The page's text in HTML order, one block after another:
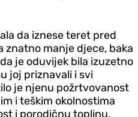
da iznese teret pred
znatno manje djece, baka
je oduvijek bila izuzetno
joj priznavali i svi
je njenu požrtvovanost
i teškim okolnostima
i porodičnu toplinu.